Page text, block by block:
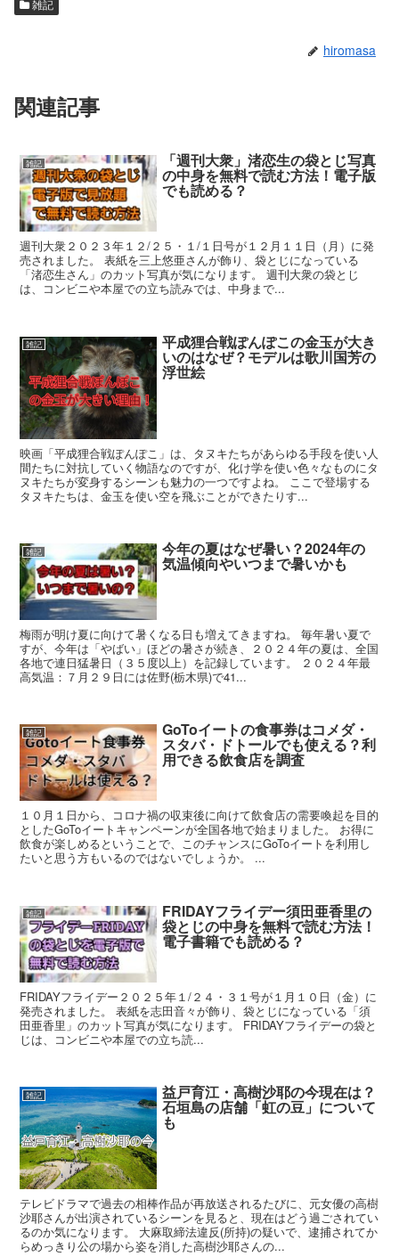
雑記
hiromasa
関連記事
雑記 「週刊大衆」渚恋生の袋とじ写真
の中身を無料で読む方法！電子版
でも読める？
週刊大衆２０２３年１２/２５・１/１日号が１２月１１日（月）に発
売されました。 表紙を三上悠亜さんが飾り、袋とじになっている
「渚恋生さん」のカット写真が気になります。 週刊大衆の袋とじ
は、コンビニや本屋での立ち読みでは、中身まで...
雑記 平成狸合戦ぽんぽこの金玉が大き
いのはなぜ？モデルは歌川国芳の
浮世絵
映画「平成狸合戦ぽんぽこ」は、タヌキたちがあらゆる手段を使い人
間たちに対抗していく物語なのですが、化け学を使い色々なものにタ
ヌキたちが変身するシーンも魅力の一つですよね。 ここで登場する
タヌキたちは、金玉を使い空を飛ぶことができたりす...
雑記 今年の夏はなぜ暑い？2024年の
気温傾向やいつまで暑いかも
梅雨が明け夏に向けて暑くなる日も増えてきますね。 毎年暑い夏で
すが、今年は「やばい」ほどの暑さが続き、２０２４年の夏は、全国
各地で連日猛暑日（３５度以上）を記録しています。 ２０２４年最
高気温：７月２９日には佐野(栃木県)で41...
雑記 GoToイートの食事券はコメダ・
スタバ・ドトールでも使える？利
用できる飲食店を調査
１０月１日から、コロナ禍の収束後に向けて飲食店の需要喚起を目的
としたGoToイートキャンペーンが全国各地で始まりました。 お得に
飲食が楽しめるということで、このチャンスにGoToイートを利用し
たいと思う方もいるのではないでしょうか。 ...
雑記 FRIDAYフライデー須田亜香里の
袋とじの中身を無料で読む方法！
電子書籍でも読める？
FRIDAYフライデー２０２５年１/２４・３１号が１月１０日（金）に
発売されました。 表紙を志田音々が飾り、袋とじになっている「須
田亜香里」のカット写真が気になります。 FRIDAYフライデーの袋と
じは、コンビニや本屋での立ち読...
雑記 益戸育江・高樹沙耶の今現在は？
石垣島の店舗「虹の豆」について
も
テレビドラマで過去の相棒作品が再放送されるたびに、元女優の高樹
沙耶さんが出演されているシーンを見ると、現在はどう過ごされてい
るのか気になります。 大麻取締法違反(所持)の疑いで、逮捕されてか
らめっきり公の場から姿を消した高樹沙耶さんの...